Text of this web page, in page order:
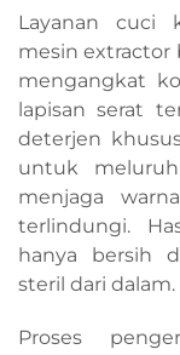
Layanan cuci
mesin
mengangkat
lapisan serat
deterjen
untuk
menjaga
terlindungi.
hanya bersih
steril dari dalam.
Proses